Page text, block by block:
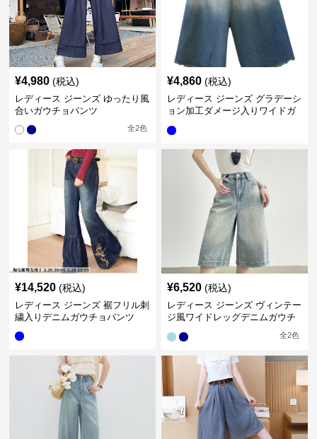
¥4,980 (税込)
レディース ジーンズ ゆったり風
合いガウチョパンツ
全2色
¥4,860 (税込)
レディース ジーンズ グラデーシ
ョン加工ダメージ入りワイドガ
¥14,520 (税込)
レディース ジーンズ 裾フリル刺
繍入りデニムガウチョパンツ
¥6,520 (税込)
レディース ジーンズ ヴィンテー
ジ風ワイドレッグデニムガウチ
全2色